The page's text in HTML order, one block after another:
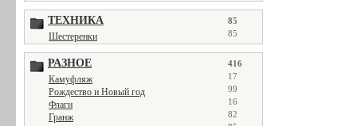
ТЕХНИКА 85
Шестеренки 85
РАЗНОЕ 416
Камуфляж 17
Рождество и Новый год 99
Флаги 16
Гранж 82